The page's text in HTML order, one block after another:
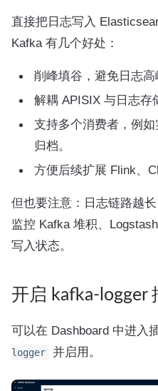
直接把日志写入
Kafka 有几个好处：
削峰填谷，避免日志高
解耦 APISIX 与日志存
支持多个消费者，例
归档。
方便后续扩展 Flink、
但也要注意：日志链路越
监控 Kafka 堆积、
写入状态。
开启 kafka-logger
可以在 Dashboard 中进入
logger
并启用。